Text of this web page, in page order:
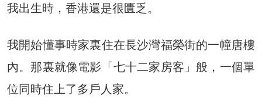
我出生時，香港還是很匱乏。
我開始懂事時家裏住在長沙灣福榮街的一幢唐樓
內。那裏就像電影「七十二家房客」般，一個單
位同時住上了多戶人家。